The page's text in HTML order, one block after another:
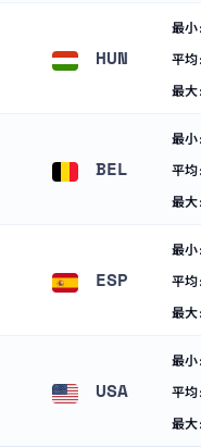
HUN
最小:
平均:
最大:
BEL
最小:
平均:
最大:
ESP
最小:
平均:
最大:
USA
最小:
平均:
最大: